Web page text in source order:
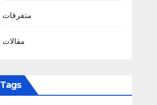
متفرقات
مقالات
Tags